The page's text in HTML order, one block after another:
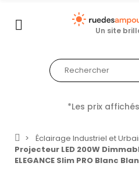
Un site
*Les prix
Éclairage Industriel et
Projecteur LED 200W
ELEGANCE Slim PRO Blanc